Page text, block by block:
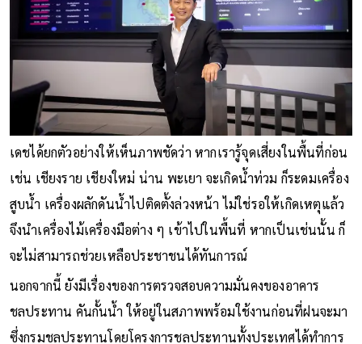
เดชได้ยกตัวอย่างให้เห็นภาพชัดว่า หากเรารู้จุดเสี่ยงในพื้นที่ก่อน
เช่น เชียงราย เชียงใหม่ น่าน พะเยา จะเกิดน้ำท่วม ก็ระดมเครื่อง
สูบน้ํา เครื่องผลักดันน้ําไปติดตั้งล่วงหน้า ไม่ใช่รอให้เกิดเหตุแล้ว
จึงนำเครื่องไม้เครื่องมือต่าง ๆ เข้าไปในพื้นที่ หากเป็นเช่นนั้น ก็
จะไม่สามารถช่วยเหลือประชาชนได้ทันการณ์
นอกจากนี้ ยังมีเรื่องของการตรวจสอบความมั่นคงของอาคาร
ชลประทาน คันกั้นน้ำ ให้อยู่ในสภาพพร้อมใช้งานก่อนที่ฝนจะมา